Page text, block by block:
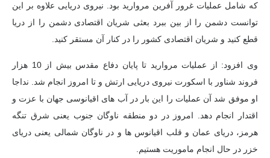
که شامل عملیات غرور آفرین مروارید بود. نیروی دریایی علاوه بر این
توانست دشمن را از بین ببرد بعثی شریان اقتصادی دشمن را از دریا
قطع کنید و شریان اقتصادی کشور را در کنار آن مستقر کنید.
وی افزود: از عملیات مروارید تا پایان دفاع مقدس بیش از 10 هزار
فروند شناور با اسکورت نیروی دریایی ارتش و تا امروز انجام شد. نداجا
او موفق شد آن عملیات را این بار در آب های اقیانوسی جهان با عزت و
اقتدار انجام دهد. امروز در دو منطقه ناوگان جنوب یعنی شرق تنگه
هرمز، دریای عمان و قلب اقیانوس ها و در ناوگان شمالی یعنی دریای
خزر در حال انجام ماموریت هستیم.